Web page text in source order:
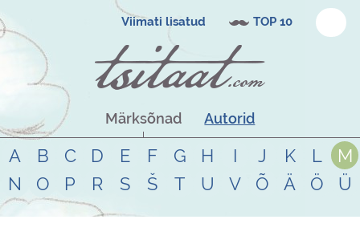
Viimati lisatud TOP 10
Märksõnad Autorid
A B C D E F G H I J K L
M
N
O P R S Š T U V Õ Ä Ö Ü